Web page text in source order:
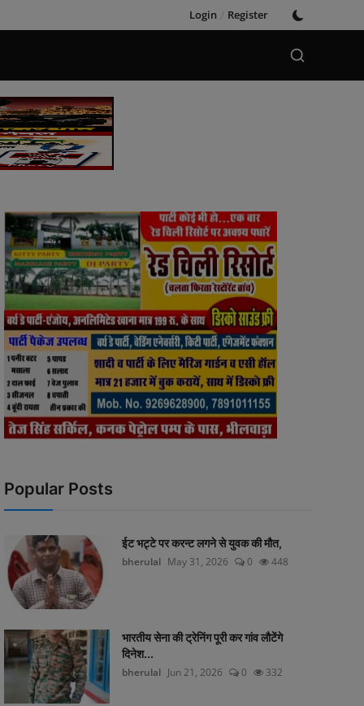
Login / Register
Popular Posts
ईट भट्टे पर करन्ट लगने से युवक की मौत,
bherulal May 31, 2026 0 448
भारतीय सेना की ट्रेनिंग पूरी कर गांव लौटेंगे
दिनेश...
bherulal Jun 21, 2026 0 332